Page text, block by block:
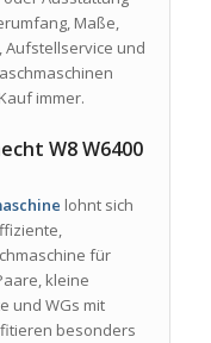
Maße,
Aufstellservice und
immer.
W8 W6400
lohnt sich
für
kleine
und WGs mit
besonders